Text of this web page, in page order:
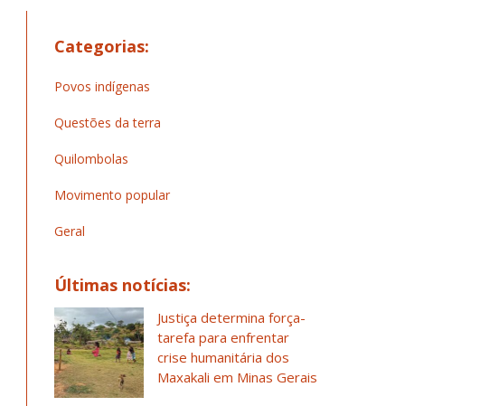
Categorias:
Povos indígenas
Questões da terra
Quilombolas
Movimento popular
Geral
Últimas notícias:
Justiça determina força-
tarefa para enfrentar
crise humanitária dos
Maxakali em Minas Gerais